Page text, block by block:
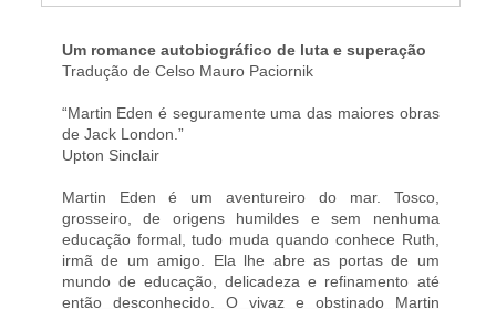
Um romance autobiográfico de luta e superação
Tradução de Celso Mauro Paciornik
“Martin Eden é seguramente uma das maiores obras
de Jack London.”
Upton Sinclair
Martin Eden é um aventureiro do mar. Tosco,
grosseiro, de origens humildes e sem nenhuma
educação formal, tudo muda quando conhece Ruth,
irmã de um amigo. Ela lhe abre as portas de um
mundo de educação, delicadeza e refinamento até
então desconhecido. O vivaz e obstinado Martin